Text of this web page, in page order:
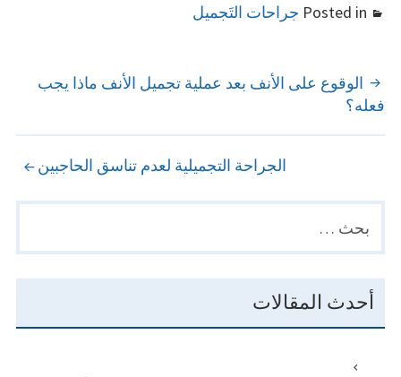
Posted in جراحات التَجميل
POST
NAVIGATION
الوقوع على الأنف بعد عملية تجميل الأنف ماذا يجب
فعله؟
الجراحة التجميلية لعدم تناسق الحاجبين
SIDEBAR
البحث
عن:
أحدث المقالات